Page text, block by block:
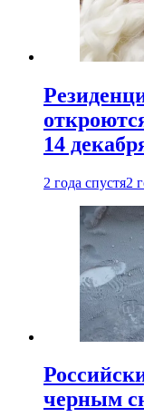
14
2 года спустя2
черным